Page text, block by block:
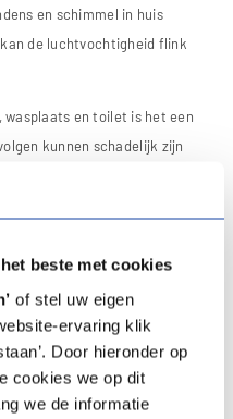
beste met cookies
of stel uw eigen
ervaring klik
Door hieronder op
cookies we op dit
we de informatie
en schimmel in huis
de luchtvochtigheid flink
en toilet is het een
kunnen schadelijk zijn
. Spotventilatie staat
centraal ventilatiesysteem
, zonder ingrijpende
. De hele lijn werd vernieuwd.